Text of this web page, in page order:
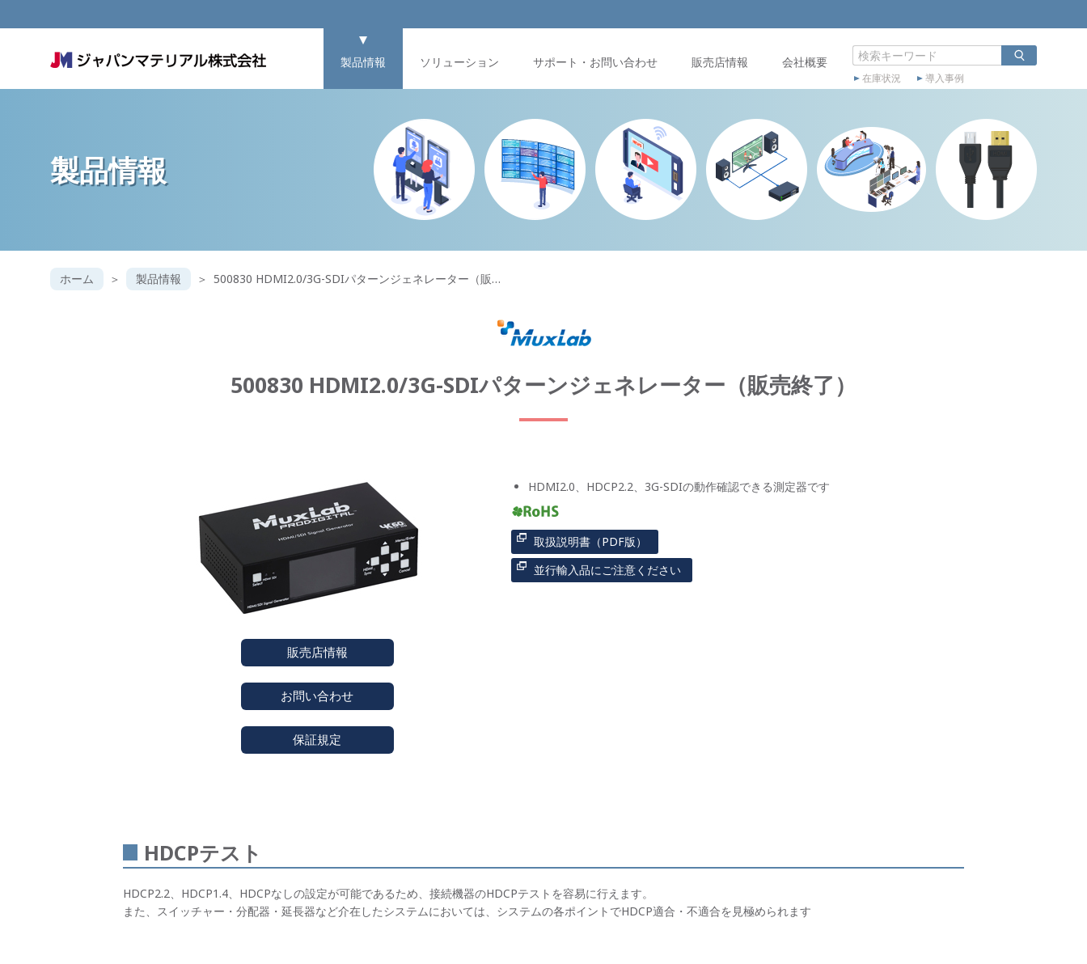
製品情報 ソリューション サポート・お問い合わせ 販売店情報 会社概要
在庫状況 導入事例
製品情報
ホーム 製品情報 500830 HDMI2.0/3G-SDIパターンジェネレーター（販…
500830 HDMI2.0/3G-SDIパターンジェネレーター（販売終了）
販売店情報
お問い合わせ
保証規定
HDMI2.0、HDCP2.2、3G-SDIの動作確認できる測定器です
取扱説明書（PDF版）
並行輸入品にご注意ください
HDCPテスト
HDCP2.2、HDCP1.4、HDCPなしの設定が可能であるため、接続機器のHDCPテストを容易に行えます。
また、スイッチャー・分配器・延長器など介在したシステムにおいては、システムの各ポイントでHDCP適合・不適合を見極められます